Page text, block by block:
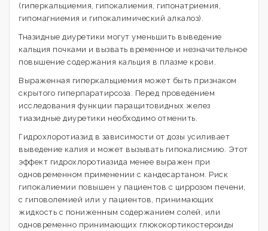
(гиперкальциемия, гипокалиемия, гипонатриемия,
гипомагниемия и гипокалимический алкалоз).
Тназидные диуретики могут уменьшить выведение
кальция почками и вызвать временное и незначительное
повышение содержания кальция в плазме крови.
Выраженная гиперкальциемия может быть признаком
скрытого гиперпаратирсоза. Перед проведением
исследования функции паращитовидных желез
тиазидные диуретики необходимо отменить.
Гидрохлоротиазид в зависимости от дозы усиливает
выведение калия и может вызывать гипокалисмию. Этот
эффект гидрохлоротиазида менее выражен при
одновременном применении с кандесартаном. Риск
гипокалиемии повышен у пациентов с циррозом печени,
с гиповолемией или у пациентов, принимающих
жидкость с пониженным содержанием солей, или
одновременно принимающих глюкокортикостероиды